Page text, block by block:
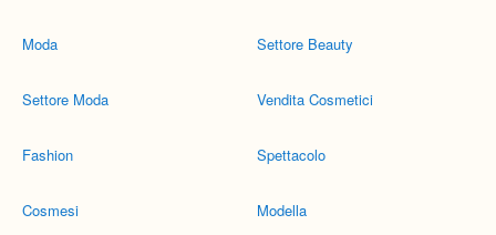
Moda
Settore Moda
Fashion
Cosmesi
Settore Beauty
Vendita Cosmetici
Spettacolo
Modella